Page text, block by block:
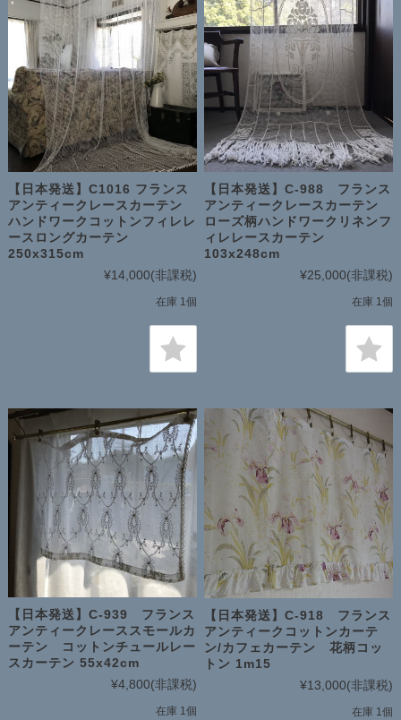
【日本発送】C1016 フランス
アンティークレースカーテン
ハンドワークコットンフィレレ
ースロングカーテン
250x315cm
¥14,000(非課税)
在庫 1個
【日本発送】C-988 フランス
アンティークレースカーテン
ローズ柄ハンドワークリネンフ
ィレレースカーテン
103x248cm
¥25,000(非課税)
在庫 1個
【日本発送】C-939 フランス
アンティークレーススモールカ
ーテン コットンチュールレー
スカーテン 55x42cm
¥4,800(非課税)
在庫 1個
【日本発送】C-918 フランス
アンティークコットンカーテ
ン/カフェカーテン 花柄コッ
トン 1m15
¥13,000(非課税)
在庫 1個